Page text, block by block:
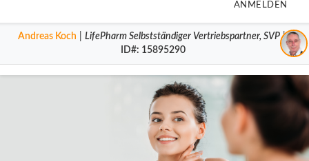
ANMELDEN
Andreas Koch LifePharm Selbstständiger Vertriebspartner, SVP|
ID#: 15895290